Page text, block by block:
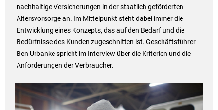
nachhaltige Versicherungen in der staatlich geförderten
Altersvorsorge an. Im Mittelpunkt steht dabei immer die
Entwicklung eines Konzepts, das auf den Bedarf und die
Bedürfnisse des Kunden zugeschnitten ist. Geschäftsführer
Ben Urbanke spricht im Interview über die Kriterien und die
Anforderungen der Verbraucher.